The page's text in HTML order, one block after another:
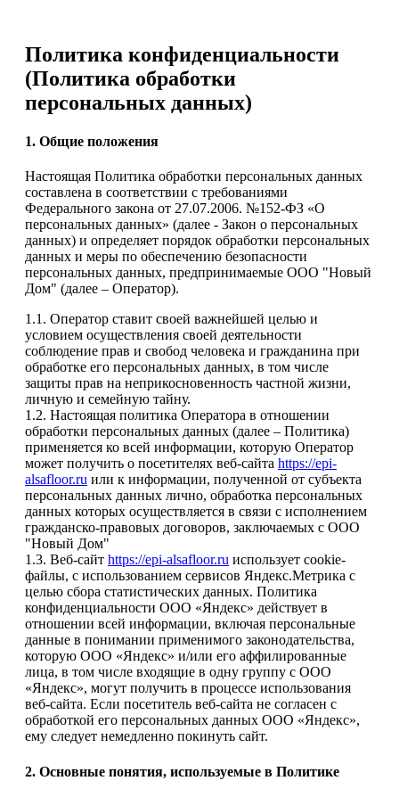
Политика конфиденциальности
(Политика обработки
персональных данных)
1. Общие положения
Настоящая Политика обработки персональных данных
составлена в соответствии с требованиями
Федерального закона от 27.07.2006. №152-ФЗ «О
персональных данных» (далее - Закон о персональных
данных) и определяет порядок обработки персональных
данных и меры по обеспечению безопасности
персональных данных, предпринимаемые ООО "Новый
Дом" (далее – Оператор).
1.1. Оператор ставит своей важнейшей целью и
условием осуществления своей деятельности
соблюдение прав и свобод человека и гражданина при
обработке его персональных данных, в том числе
защиты прав на неприкосновенность частной жизни,
личную и семейную тайну.
1.2. Настоящая политика Оператора в отношении
обработки персональных данных (далее – Политика)
применяется ко всей информации, которую Оператор
может получить о посетителях веб-сайта https://epi-
alsafloor.ru или к информации, полученной от субъекта
персональных данных лично, обработка персональных
данных которых осуществляется в связи с исполнением
гражданско-правовых договоров, заключаемых с ООО
"Новый Дом"
1.3. Веб-сайт https://epi-alsafloor.ru использует cookie-
файлы, с использованием сервисов Яндекс.Метрика с
целью сбора статистических данных. Политика
конфиденциальности ООО «Яндекс» действует в
отношении всей информации, включая персональные
данные в понимании применимого законодательства,
которую ООО «Яндекс» и/или его аффилированные
лица, в том числе входящие в одну группу с ООО
«Яндекс», могут получить в процессе использования
веб-сайта. Если посетитель веб-сайта не согласен с
обработкой его персональных данных ООО «Яндекс»,
ему следует немедленно покинуть сайт.
2. Основные понятия, используемые в Политике